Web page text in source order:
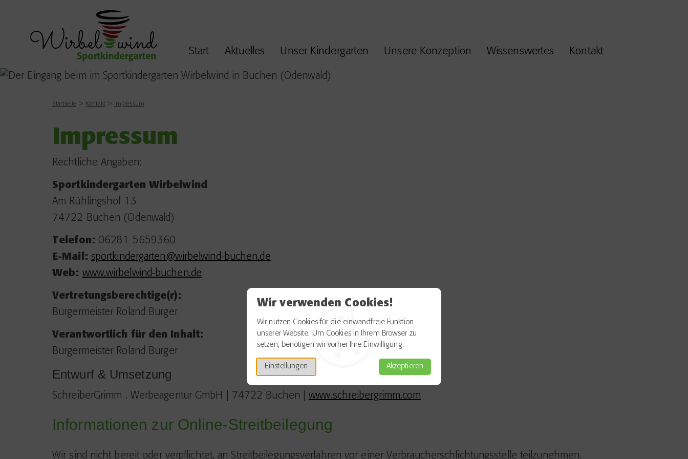
Wir verwenden Cookies!
Wir nutzen Cookies für die einwandfreie Funktion
unserer Website. Um Cookies in Ihrem Browser zu
setzen, benötigen wir vorher Ihre Einwilligung.
Einstellungen Akzeptieren
Start Aktuelles Unser Kindergarten Unsere Konzeption Wissenswertes Kontakt
Startseite Kontakt Impressum
Impressum
Rechtliche Angaben:
Sportkindergarten Wirbelwind
Am Rühlingshof 13
74722 Buchen (Odenwald)
Telefon: 06281 5659360
E-Mail: sportkindergarten@wirbelwind-buchen.de
Web: www.wirbelwind-buchen.de
Vertretungsberechtige(r):
Bürgermeister Roland Burger
Verantwortlich für den Inhalt:
Bürgermeister Roland Burger
Entwurf & Umsetzung
SchreiberGrimm . Werbeagentur GmbH | 74722 Buchen |www.schreibergrimm.com
Informationen zur Online-Streitbeilegung
Wir sind nicht bereit oder verpflichtet, an Streitbeilegungsverfahren vor einer Verbraucherschlichtungsstelle teilzunehmen.